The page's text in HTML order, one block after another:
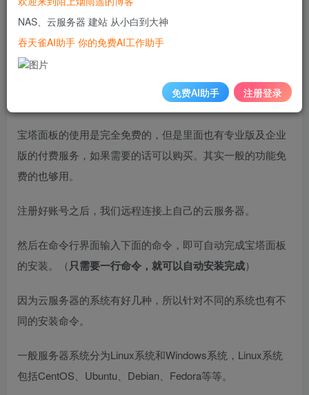
的工具。
如何安装宝塔面板到我们的云服务器呢？
宝塔面板安装步骤：
首先，我们注册一个宝塔面板的账号
宝塔面板的使用是完全免费的，但是里面也有专业版及企业
版的付费服务，如果需要的话可以购买。其实一般的功能免
费的也够用。
注册好账号之后，我们远程连接上自己的云服务器。
然后在命令行界面输入下面的命令，即可自动完成宝塔面板
的安装。（只需要一行命令，就可以自动安装完成）
因为云服务器的系统有好几种，所以针对不同的系统也有不
同的安装命令。
一般服务器系统分为Linux系统和Windows系统，Linux系统
包括CentOS、Ubuntu、Debian、Fedora等等。
NAS、云服务器 建站 从小白到大神
吞天雀AI助手 你的免费AI工作助手
免费AI助手 注册登录